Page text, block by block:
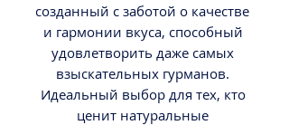
созданный с заботой о качестве
и гармонии вкуса, способный
удовлетворить даже самых
взыскательных гурманов.
Идеальный выбор для тех, кто
ценит натуральные